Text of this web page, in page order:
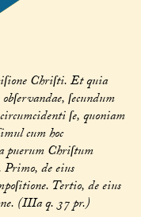
Chriſti. Et quia
ſecundum
ſe, quoniam
cum hoc
puerum Chriſtum
de eius
Tertio, de eius
(IIIa q. 37 pr.)